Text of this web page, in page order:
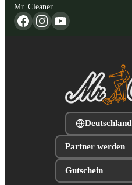
Mr. Cleaner
Deutschland
Partner werden
Gutschein